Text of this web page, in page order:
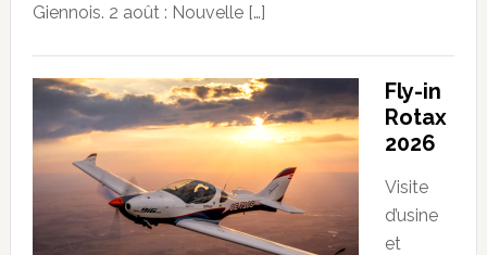
Giennois. 2 août : Nouvelle […]
Fly-in
Rotax
2026
Visite
d’usine
et